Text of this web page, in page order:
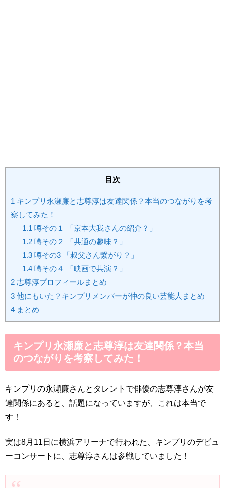
目次
1 キンプリ永瀬廉と志尊淳は友達関係？本当のつながりを考
察してみた！
1.1 噂その１ 「京本大我さんの紹介？」
1.2噂その２ 「共通の趣味？」
1.3噂その3 「叔父さん繋がり？」
1.4噂その４ 「映画で共演？」
2 志尊淳プロフィールまとめ
3 他にもいた？キンプリメンバーが仲の良い芸能人まとめ
4 まとめ
キンプリ永瀬廉と志尊淳は友達関係？本当
のつながりを考察してみた！
キンプリの永瀬廉さんとタレントで俳優の志尊淳さんが友
達関係にあると、話題になっていますが、これは本当で
す！
実は8月11日に横浜アリーナで行われた、キンプリのデビュ
ーコンサートに、志尊淳さんは参戦していました！